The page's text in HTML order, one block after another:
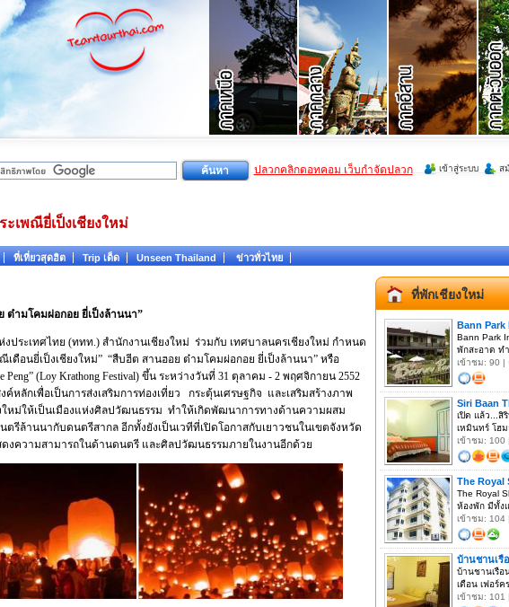
เข้าสู่ระบบ ส
ปลวกคลิกดอทคอม เว็บกำจัดปลวก
ะเพณียี่เป็งเชียงใหม่
ที่เที่ยวสุดฮิต Trip เด็ด Unseen Thailand ข่าวทั่วไทย
ที่พักเชียงใหม่
Bann Park
Bann Park
พักสะอาด ทำ
เข้าชม: 90 |
Siri Baan
เปิด แล้ว...
เหมินทร์ โฮม
เข้าชม: 100
The Royal
The Royal
ห้องพัก มีทั้ง
เข้าชม: 104
บ้านชานเรื
บ้านชานเรือ
เดือน เฟอร์ค
เข้าชม: 101
ต๋ามโคมผ่อกอย ยี่เป็งล้านนา”
งประเทศไทย (ททท.) สำนักงานเชียงใหม่ ร่วมกับ เทศบาลนครเชียงใหม่ กำหนด
เดือนยี่เป็งเชียงใหม่” “สืบฮีต สานฮอย ต๋ามโคมผ่อกอย ยี่เป็งล้านนา” หรือ
Peng” (Loy Krathong Festival) ขึ้น ระหว่างวันที่ 31 ตุลาคม - 2 พฤศจิกายน 2552
ค์หลักเพื่อเป็นการส่งเสริมการท่องเที่ยว กระตุ้นเศรษฐกิจ และเสริมสร้างภาพ
หม่ให้เป็นเมืองแห่งศิลปวัฒนธรรม ทำให้เกิดพัฒนาการทางด้านความผสม
ตรีล้านนากับดนตรีสากล อีกทั้งยังเป็นเวทีที่เปิดโอกาสกับเยาวชนในเขตจังหวัด
งความสามารถในด้านดนตรี และศิลปวัฒนธรรมภายในงานอีกด้วย